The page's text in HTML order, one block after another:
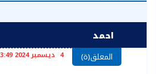
احمد
المعلق(ة) 4 ديسمبر 2024 13:49